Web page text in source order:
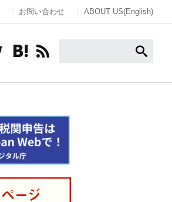
お問い合わせ ABOUT US(English)